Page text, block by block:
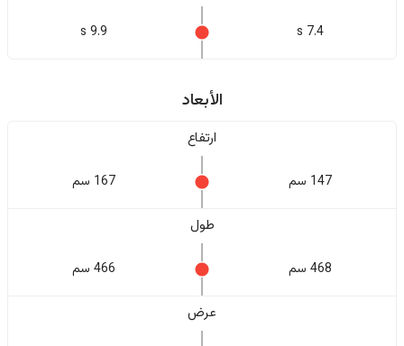
7.4 s
9.9 s
الأبعاد
ارتفاع
147 سم 167 سم
طول
468 سم 466 سم
عرض